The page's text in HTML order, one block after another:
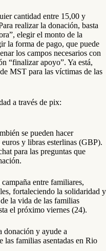
cantidad entre 15,00 y
realizar la donación, basta
elegir el monto de la
la forma de pago, que puede
los campos necesarios con
“finalizar apoyo”. Ya está,
MST para las víctimas de las
a través de pix:
se pueden hacer
y libras esterlinas (GBP).
para las preguntas que
entre familiares,
fortaleciendo la solidaridad y
la vida de las familias
el próximo viernes (24).
donación y ayude a
las familias asentadas en Rio